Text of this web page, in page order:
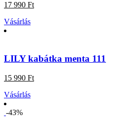
17 990 Ft
Vásárlás
LILY kabátka menta 111
15 990 Ft
Vásárlás
-43%